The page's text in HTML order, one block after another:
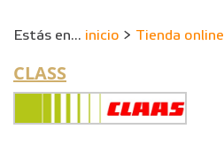
Estás en... inicio > Tienda online
CLASS